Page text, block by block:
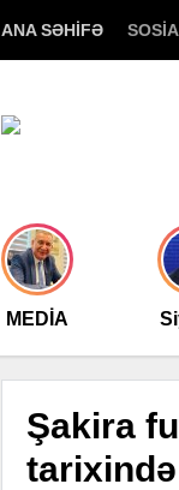
ANA SƏHİFƏ
MEDİA
Şakira
tarixində